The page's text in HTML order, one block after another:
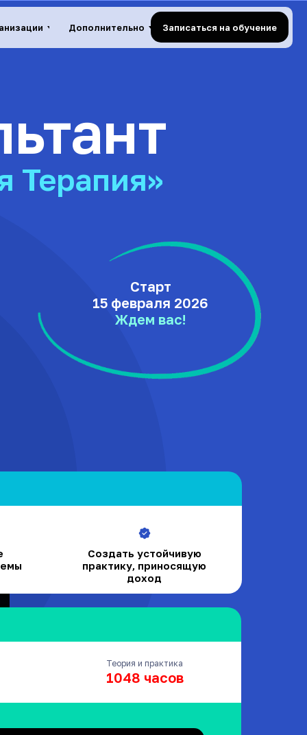
Записаться на обучение
Дополнительно
Терапия»
Теория и практика
1048 часов
Создать устойчивую
практику, приносящую
доход
Старт
15 февраля 2026
Ждем вас!